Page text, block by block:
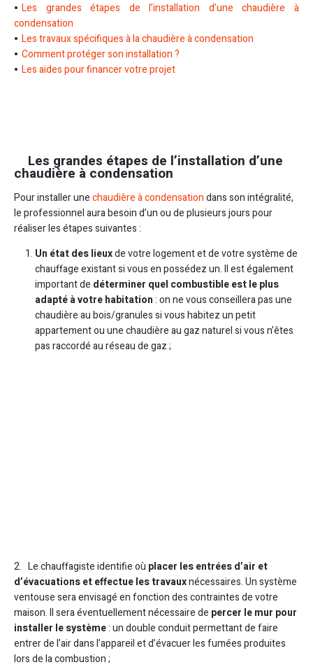
Les grandes étapes de l’installation d’une chaudière à
condensation
Les travaux spécifiques à la chaudière à condensation
Comment protéger son installation ?
Les aides pour financer votre projet
Les grandes étapes de l’installation d’une
chaudière à condensation
Pour installer unechaudière à condensationdans son intégralité,
le professionnel aura besoin d’un ou de plusieurs jours pour
réaliser les étapes suivantes :
Un état des lieuxde votre logement et de votre système de
chauffage existant si vous en possédez un. Il est également
important de déterminer quel combustible est le plus
adapté à votre habitation: on ne vous conseillera pas une
chaudière au bois/granules si vous habitez un petit
appartement ou une chaudière au gaz naturel si vous n’êtes
pas raccordé au réseau de gaz ;
2. Le chauffagiste identifie où placer les entrées d’air et
d’évacuations et effectue les travauxnécessaires. Un système
ventouse sera envisagé en fonction des contraintes de votre
maison. Il sera éventuellement nécessaire de percer le mur pour
installer le système: un double conduit permettant de faire
entrer de l’air dans l’appareil et d’évacuer les fumées produites
lors de la combustion ;